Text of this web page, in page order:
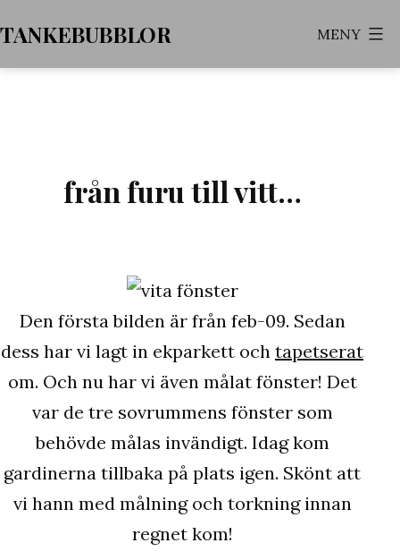
till
innehåll
TANKEBUBBLOR MENY
från furu till vitt…
Den första bilden är från feb-09. Sedan
dess har vi lagt in ekparkett och tapetserat
om. Och nu har vi även målat fönster! Det
var de tre sovrummens fönster som
behövde målas invändigt. Idag kom
gardinerna tillbaka på plats igen. Skönt att
vi hann med målning och torkning innan
regnet kom!